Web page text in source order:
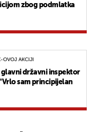
zbog podmlatka
OVOJ AKCIJI
glavni državni inspektor
sam principijelan